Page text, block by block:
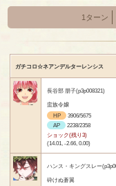
1ターン
ガチコロ☆ネアンデルターレンシス
長谷部 朋子(p3p008321)
蛮族令嬢
HP
3906/5675
AP
2238/2358
ショック(残り3)
(14.01, -2.66, 0.00)
ハンス・キングスレー
砕けぬ蒼翼